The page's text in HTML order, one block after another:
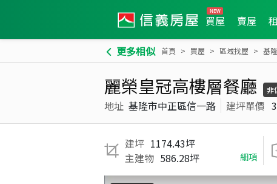
買屋 賣屋
更多相似 首頁 買屋 區域找屋 基
麗榮皇冠高樓層餐廳 非
地址 基隆市中正區信一路 建坪單價
建坪 1174.43坪
主建物 586.28坪 細項